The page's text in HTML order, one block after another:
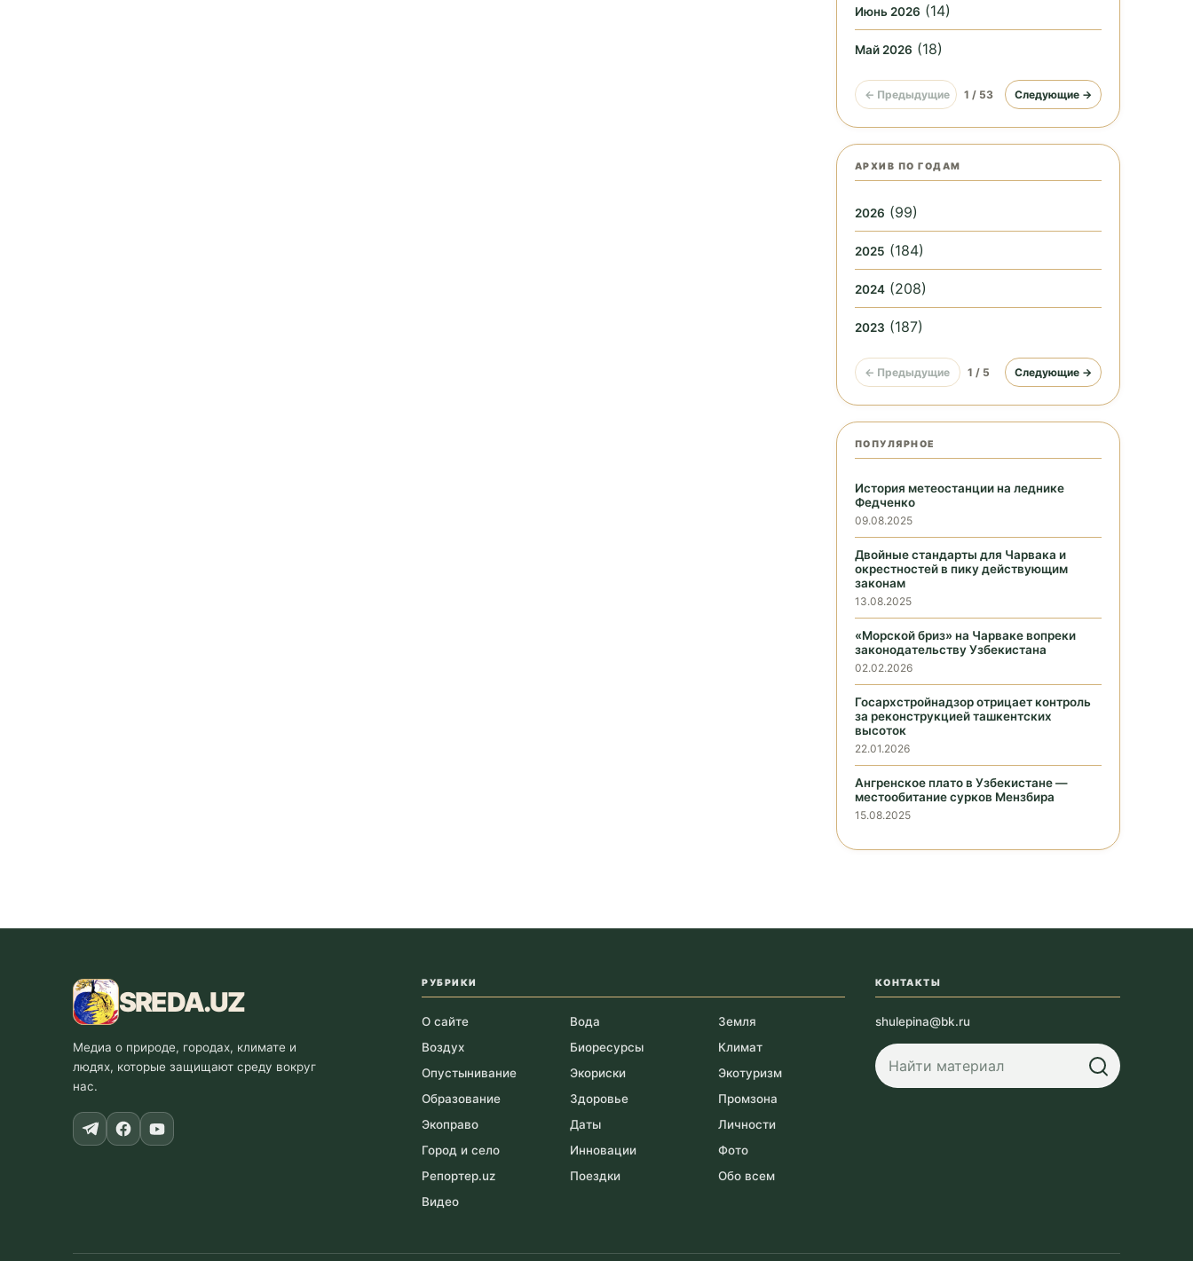
Июнь 2026 (14)
Май 2026 (18)
← Предыдущие 1 / 53 Следующие →
АРХИВ ПО ГОДАМ
2026 (99)
2025 (184)
2024 (208)
2023 (187)
← Предыдущие 1 / 5 Следующие →
ПОПУЛЯРНОЕ
История метеостанции на леднике
Федченко
09.08.2025
Двойные стандарты для Чарвака и
окрестностей в пику действующим
законам
13.08.2025
«Морской бриз» на Чарваке вопреки
законодательству Узбекистана
02.02.2026
Госархстройнадзор отрицает контроль
за реконструкцией ташкентских
высоток
22.01.2026
Ангренское плато в Узбекистане —
местообитание сурков Мензбира
15.08.2025
SREDA.UZ
Медиа о природе, городах, климате и
людях, которые защищают среду вокруг
нас.
РУБРИКИ
О сайте Вода
Земля
Воздух
Биоресурсы
Климат
Опустынивание
Экориски
Экотуризм
Образование
Здоровье
Промзона
Экоправо
Даты
Личности
Город и село
Инновации
Фото
Репортер.uz
Поездки
Обо всем
Видео
КОНТАКТЫ
shulepina@bk.ru